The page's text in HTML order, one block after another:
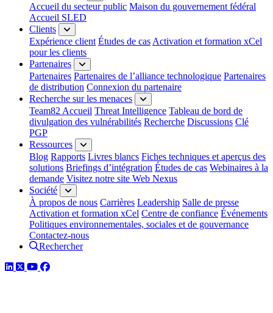
Accueil du secteur public Maison du gouvernement fédéral
Accueil SLED
Clients
Expérience client Études de cas Activation et formation xCel
pour les clients
Partenaires
Partenaires Partenaires de l’alliance technologique Partenaires
de distribution Connexion du partenaire
Recherche sur les menaces
Team82 Accueil Threat Intelligence Tableau de bord de
divulgation des vulnérabilités Recherche Discussions Clé
PGP
Ressources
Blog Rapports Livres blancs Fiches techniques et aperçus des
solutions Briefings d’intégration Études de cas Webinaires à la
demande Visitez notre site Web Nexus
Société
À propos de nous Carrières Leadership Salle de presse
Activation et formation xCel Centre de confiance Événements
Politiques environnementales, sociales et de gouvernance
Contactez-nous
Rechercher
LinkedIn
TwitterYouTube
Facebook